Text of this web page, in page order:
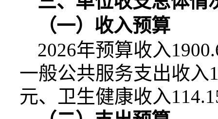
（一）收入预算
2026年预算收入
一般公共服务支出收入
元、卫生健康收入